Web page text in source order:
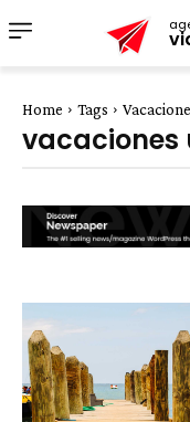
Home Tags
vacaciones